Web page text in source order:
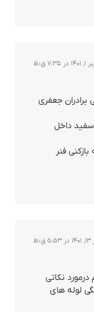
جعفری
داخل
فنر
نکاتی
لوله های